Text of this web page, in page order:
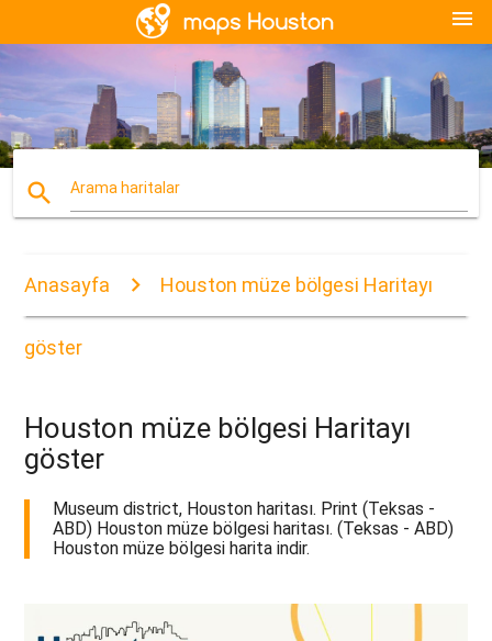
menu
search Arama haritalar
Anasayfa Houston müze bölgesi Haritayı
göster
Houston müze bölgesi Haritayı
göster
Museum district, Houston haritası. Print (Teksas -
ABD) Houston müze bölgesi haritası. (Teksas - ABD)
Houston müze bölgesi harita indir.